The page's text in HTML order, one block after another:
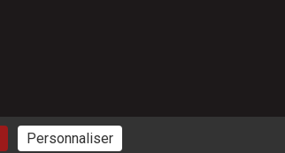
Personnaliser